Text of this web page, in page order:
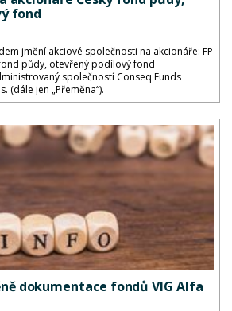
fond
jmění akciové společnosti na akcionáře: FP
půdy, otevřený podílový fond
společností Conseq Funds
(dále jen „Přeměna“).
dokumentace fondů VIG Alfa